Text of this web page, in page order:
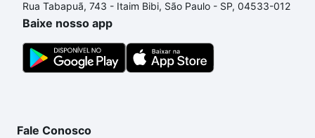
custa comprar um apartamento e conte com a
gente para comprar o imóvel dos seus sonhos com
segurança e conforto. Loft, com você até as
chaves.
Rua Tabapuã, 743 - Itaim Bibi, São Paulo - SP, 04533-012
Baixe nosso app
Fale Conosco